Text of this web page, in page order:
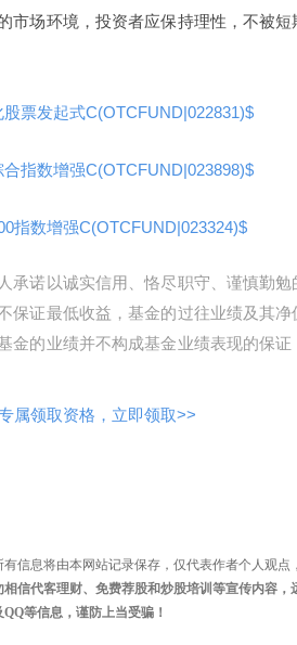
市场环境，投资者应保持理性，不被
票发起式C(OTCFUND|022831)$
指数增强C(OTCFUND|023898)$
指数增强C(OTCFUND|023324)$
承诺以诚实信用、恪尽职守、谨慎勤
保证最低收益，基金的过往业绩及其
金的业绩并不构成基金业绩表现的保
属领取资格，立即领取>>
有信息将由本网站记录保存，仅代表作者个人观
相信代客理财、免费荐股和炒股培训等宣传内容
等信息，谨防上当受骗！